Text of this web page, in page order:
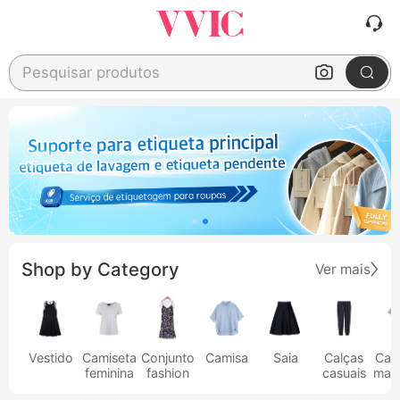
Pesquisar produtos
Shop by Category Ver mais
Vestido
Camiseta
feminina
Conjunto
fashion
Camisa Saia
Calças
casuais